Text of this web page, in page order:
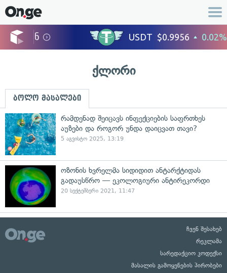
ქლორი
ბოლო მასალები
რამდენად შეიცავს ინფექციების საფრთხეს
აუზები და როგორ უნდა დაიცვათ თავი?
5 აგვისტო 2025, 13:19
ოზონის ხვრელმა სიდიდით ანტარქტიდას
გადაუსწრო — ეკოლოგიური ანტირეკორდი
20 სექტემბერი 2021, 11:47
ჩვენ შესახებ
რეკლამა
სარედაქციო კოდექსი
მასალის გამოყენების პირობები